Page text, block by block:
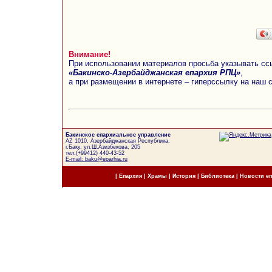
Внимание!
При использовании материалов просьба указывать
«Бакинско-Азербайджанская епархия РПЦ»
а при размещении в интернете – гиперссылку на наш
Бакинское епархиальное управление
AZ 1010, Азербайджанская Республика,
г.Баку, ул.Ш.Азизбекова, 205
тел.(+99412) 440-43-52
E-mail: baku@eparhia.ru
Епархия| Храмы История| Библиотека Новости